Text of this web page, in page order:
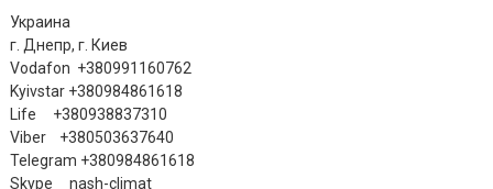
Украина
г. Днепр, г. Киев
Vodafon +380991160762
Kyivstar +380984861618
Life +380938837310
Viber +380503637640
Telegram +380984861618
Skype nash-climat